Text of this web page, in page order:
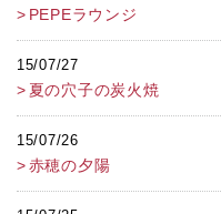
PEPEラウンジ
15/07/27
夏の穴子の炭火焼
15/07/26
赤穂の夕陽